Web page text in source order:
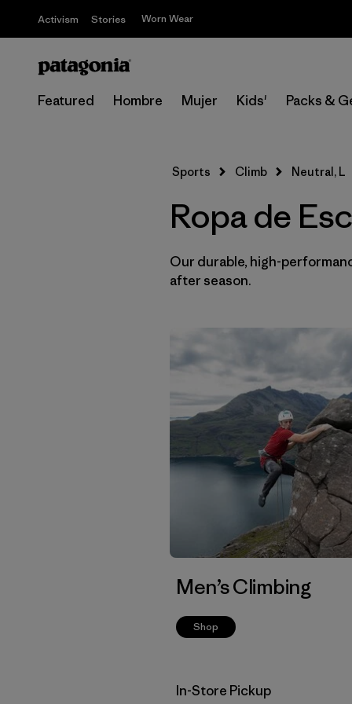
Activism Stories Worn Wear
Featured Hombre Mujer Kids' Packs &
Sports Climb Neutral, L
Ropa de
Our durable, high-
after season.
Men’s Climbing
Shop
In-Store Pickup